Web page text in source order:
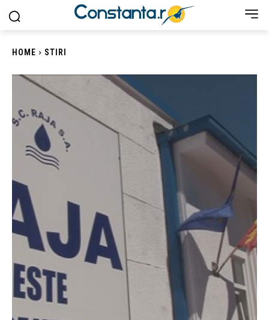
HOME STIRI